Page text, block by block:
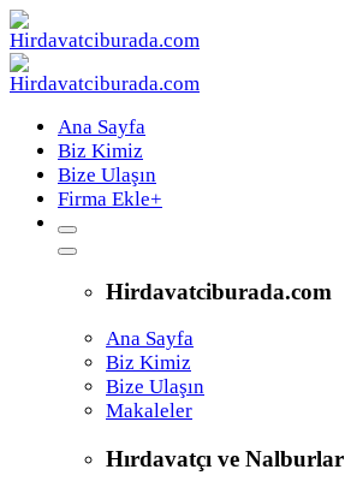
Ana Sayfa
Biz Kimiz
Bize Ulaşın
Firma Ekle+
Hirdavatciburada.com
Ana Sayfa
Biz Kimiz
Bize Ulaşın
Makaleler
Hırdavatçı ve Nalburlar